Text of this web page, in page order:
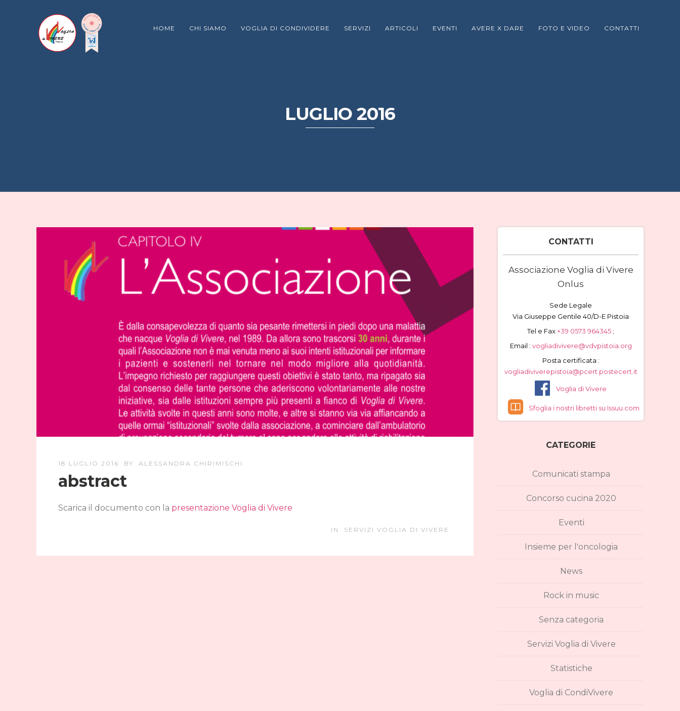
HOME CHI SIAMO VOGLIA DI CONDIVIDERE SERVIZI ARTICOLI EVENTI AVERE X DARE FOTO E VIDEO CONTATTI
LUGLIO 2016
18 LUGLIO 2016 BY ALESSANDRA CHIRIMISCHI
abstract
Scarica il documento con la presentazione Voglia di Vivere
IN SERVIZI VOGLIA DI VIVERE
CONTATTI
Associazione Voglia di Vivere
Onlus
Sede Legale
Via Giuseppe Gentile 40/D-E Pistoia
Tel e Fax+39 0573 964345 ;
Email : vogliadivivere@vdvpistoia.org
Posta certificata :
vogliadiviverepistoia@pcert.postecert.it
Voglia di Vivere
Sfoglia i nostri libretti su Issuu.com
CATEGORIE
Comunicati stampa
Concorso cucina 2020
Eventi
Insieme per l'oncologia
News
Rock in music
Senza categoria
Servizi Voglia di Vivere
Statistiche
Voglia di CondiVivere